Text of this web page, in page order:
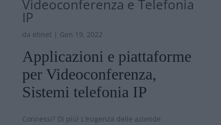
Videoconferenza e Telefonia
IP
da etinet | Gen 19, 2022
Applicazioni e piattaforme
per Videoconferenza,
Sistemi telefonia IP
Connessi? Di più! L’esigenza delle aziende